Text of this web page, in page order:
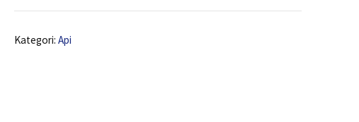
oversettelser
mengde
Kategori:Api